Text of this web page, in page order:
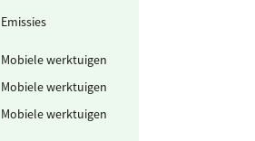
Emissies
Mobiele werktuigen
Mobiele werktuigen
Mobiele werktuigen